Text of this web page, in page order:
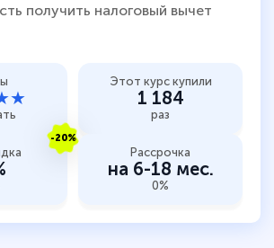
получить налоговый вычет
Этот курс купили
1 184
раз
-20%
Рассрочка
на 6-18 мес.
0%